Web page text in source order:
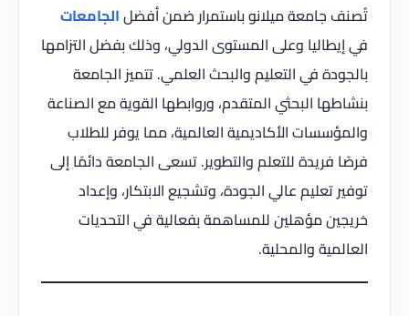
تُصنف جامعة ميلانو باستمرار ضمن أفضلالجامعات
في إيطاليا وعلى المستوى الدولي، وذلك بفضل التزامها
بالجودة في التعليم والبحث العلمي. تتميز الجامعة
بنشاطها البحثي المتقدم، وروابطها القوية مع الصناعة
والمؤسسات الأكاديمية العالمية، مما يوفر للطلاب
فرصًا فريدة للتعلم والتطوير. تسعى الجامعة دائمًا إلى
توفير تعليم عالي الجودة، وتشجيع الابتكار، وإعداد
خريجين مؤهلين للمساهمة بفعالية في التحديات
العالمية والمحلية.